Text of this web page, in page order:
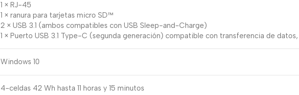
1 × RJ-45
1 × ranura para tarjetas micro SD™
2 × USB 3.1 (ambos compatibles con USB Sleep-and-Charge)
1 × Puerto USB 3.1 Type-C (segunda generación) compatible con transferencia de
Windows 10
4-celdas 42 Wh hasta 11 horas y 15 minutos